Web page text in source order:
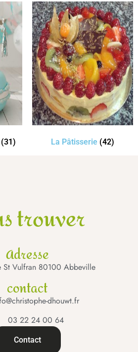
(31) La Pâtisserie (42)
trouver
Adresse
St Vulfran 80100 Abbeville
contact
dhouwt.fr
03 22 24 00 64
Contact